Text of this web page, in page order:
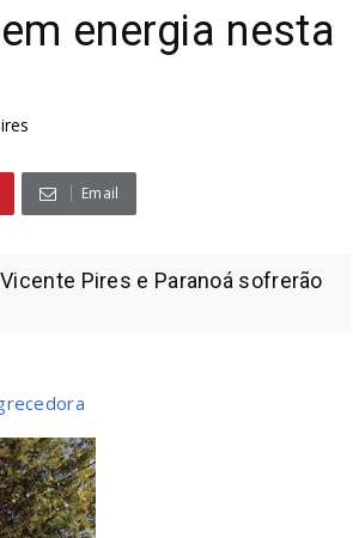
energia nesta
Email
Pires e Paranoá sofrerão